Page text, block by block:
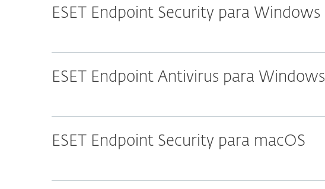
ESET Endpoint Security para Windows
ESET Endpoint Antivirus para Windows
ESET Endpoint Security para macOS